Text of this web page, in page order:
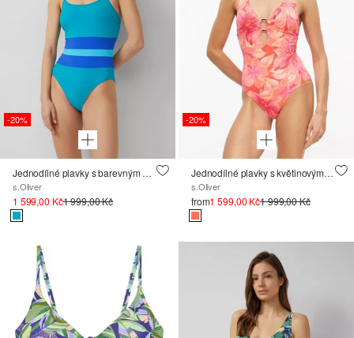
-20%
Jednodílné plavky s barevným blokováním
s.Oliver
1 599,00 Kč1 999,00 Kč
-20%
Jednodílné plavky s květinovým potiskem po celé ploše
s.Oliver
from1 599,00 Kč1 999,00 Kč